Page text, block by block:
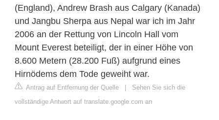
(England), Andrew Brash aus Calgary (Kanada)
und Jangbu Sherpa aus Nepal war ich im Jahr
2006 an der Rettung von Lincoln Hall vom
Mount Everest beteiligt, der in einer Höhe von
8.600 Metern (28.200 Fuß) aufgrund eines
Hirnödems dem Tode geweiht war.
Antrag auf Entfernung der Quelle | Sehen Sie sich die
vollständige Antwort auf translate.google.com an